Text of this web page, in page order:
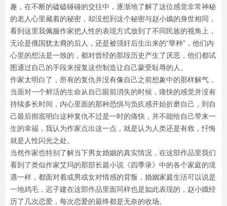
趣，在不断的磕磕碰碰的交往中，逐渐地了解了这位感觉非常神秘
的老人心里藏着的秘密，却没想到这个秘密与赵小娥的身世相同，
看到这里我佩服作家把人性的表现方式放到了不同民族的视角上，
无论是俄国犹太裔的后人，还是被强奸后生出来的“孽种”，他们内
心里的想法是一致的，都对曾经的那段历史产生了厌恶，他们都试
图通过自己的手段来报复这些制造让自己蒙受耻辱的人。
作家太明白了，所有的复仇并没有像自己之前想象中的那样解气，
当面对一个鲜活的生命从自己眼前消失的时候，痛快的感觉并没有
持续多长时间，内心里面的那种恐惧与负疚感开始折磨自己，到自
己最后彻底明白这种复仇不过是一时的痛快，并不能给自己带来一
生的幸福，我认为作家点出这一点，就是认为人类还是有救，忏悔
就是人性闪光之处。
当然作家也特别了解当下男女婚姻的真实情况，在这部作品里我们
看到了类似作家艾玛的那部长篇小说《四季录》中的各个家庭的境
遇一样，都面对着或男或女对情感的背叛，婚姻家庭生活可以说是
一地鸡毛，迟子建在这部作品里面同样也是如此表现的，赵小娥经
历了几次恋爱，每次恋爱的最终都是无奈的收场。